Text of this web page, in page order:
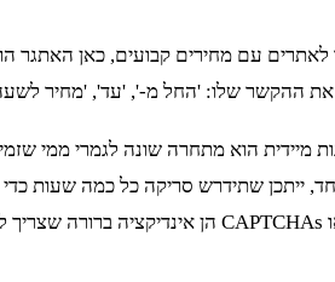
לאתרים עם מחירים קבועים, כאן האתגר
הוא מתחרה שונה לגמרי ממי
ייתכן שתידרש סריקה כל כמה